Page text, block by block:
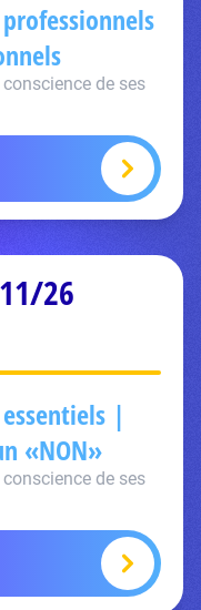
de ses
26
|
«NON»
de ses